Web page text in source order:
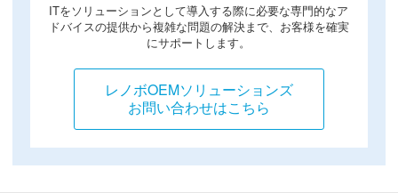
ITをソリューションとして導入する際に必要な専門的なア
ドバイスの提供から複雑な問題の解決まで、お客様を確実
にサポートします。
レノボOEMソリューションズ
お問い合わせはこちら